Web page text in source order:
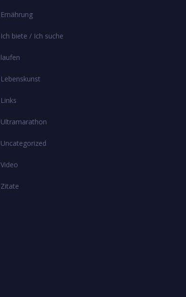
Ernährung
Ich biete / Ich suche
laufen
Lebenskunst
Links
Ultramarathon
Uncategorized
Video
Zitate